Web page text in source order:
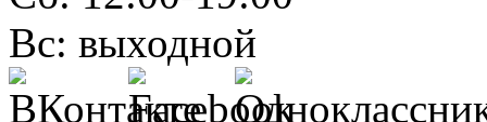
Вс: выходной